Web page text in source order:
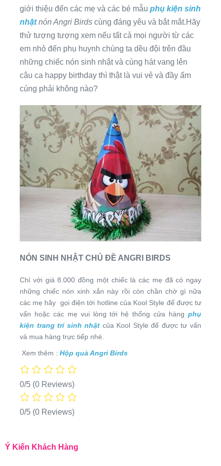
giới thiệu đến các mẹ và các bé mẫu phụ kiện sinh
nhật nón Angri Birds cùng đáng yêu và bắt mắt.Hãy
thử tượng tượng xem nếu tất cả mọi người từ các
em nhỏ đến phụ huynh chúng ta dều đội trên đầu
những chiếc nón sinh nhật và cùng hát vang lên
câu ca happy birthday thì thật là vui vẻ và đầy ấm
cúng phải không nào?
NÓN SINH NHẬT CHỦ ĐỀ ANGRI BIRDS
Chỉ với giá 8.000 đồng một chiếc là các mẹ đã có ngay
những chiếc nón xinh xắn này rồi còn chần chờ gì nữa
các mẹ hãy gọi điện tới hotline của Kool Style để được tư
vấn hoặc các mẹ vui lòng tới hệ thống cửa hàng phụ
kiện trang trí sinh nhật của Kool Style để được tư vấn
và mua hàng trực tiếp nhé.
Xem thêm : Hộp quà Angri Birds
0/5 (0 Reviews)
0/5 (0 Reviews)
Ý Kiến Khách Hàng